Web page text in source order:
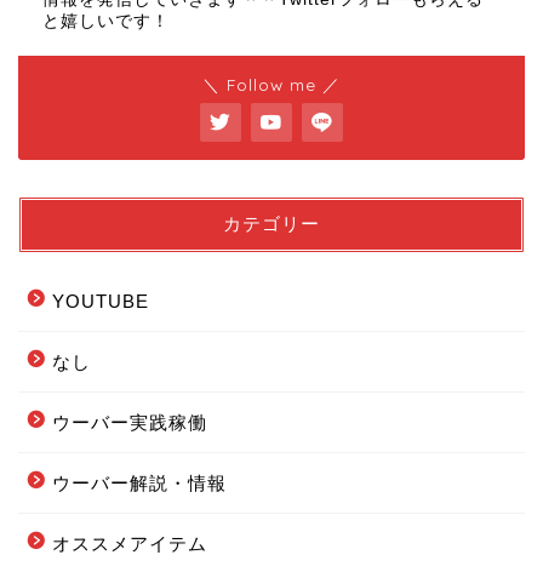
と嬉しいです！
＼ Follow me ／
カテゴリー
YOUTUBE
なし
ウーバー実践稼働
ウーバー解説・情報
オススメアイテム